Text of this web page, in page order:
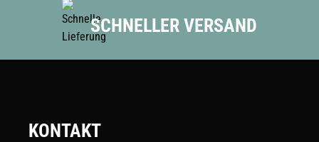
SCHNELLER VERSAND
KONTAKT